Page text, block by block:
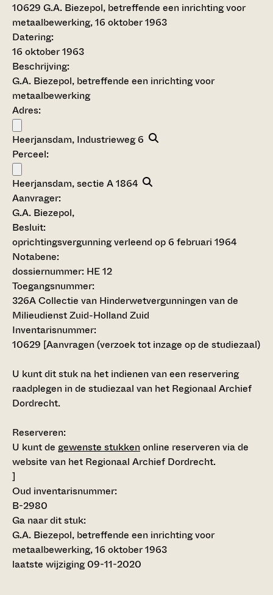
10629 G.A. Biezepol, betreffende een inrichting voor
metaalbewerking, 16 oktober 1963
Datering:
16 oktober 1963
Beschrijving:
G.A. Biezepol, betreffende een inrichting voor
metaalbewerking
Adres:
Heerjansdam, Industrieweg 6
Perceel:
Heerjansdam, sectie A 1864
Aanvrager:
G.A. Biezepol,
Besluit:
oprichtingsvergunning verleend op 6 februari 1964
Notabene:
dossiernummer: HE 12
Toegangsnummer:
326A Collectie van Hinderwetvergunningen van de
Milieudienst Zuid-Holland Zuid
Inventarisnummer:
10629 [Aanvragen (verzoek tot inzage op de studiezaal)
U kunt dit stuk na het indienen van een reservering
raadplegen in de studiezaal van het Regionaal Archief
Dordrecht.
Reserveren:
U kunt de gewenste stukkenonline reserveren via de
website van het Regionaal Archief Dordrecht.
]
Oud inventarisnummer:
B-2980
Ga naar dit stuk:
G.A. Biezepol, betreffende een inrichting voor
metaalbewerking, 16 oktober 1963
laatste wijziging 09-11-2020